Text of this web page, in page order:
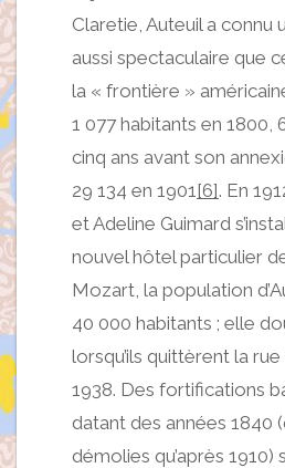
Claretie, Auteuil a connu
aussi spectaculaire que
la « frontière »
1 077 habitants en 1800,
cinq ans avant son
29 134 en 1901 [6]. En
et Adeline Guimard
nouvel hôtel particulier
Mozart, la population
40 000 habitants ; elle
lorsqu’ils quittèrent la
1938. Des fortifications
datant des années 1840
démolies qu’après 1910)